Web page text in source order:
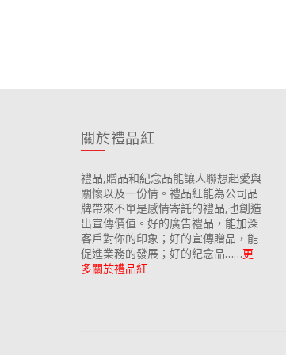
關於禮品紅
禮品,贈品和紀念品能讓人聯想起愛與
關懷以及一份情。禮品紅能為公司品
牌帶來不單是感情寄託的禮品,也創造
出宣傳價值。好的廣告禮品，能加深
客戶對你的印象；好的宣傳贈品，能
促進業務的發展；好的紀念品……更
多關於禮品紅